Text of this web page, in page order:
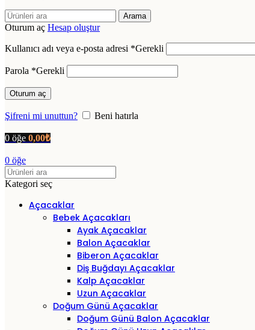
Arama
Oturum aç Hesap oluştur
Kullanıcı adı veya e-posta adresi *Gerekli
Parola *Gerekli
Oturum aç
Şifreni mi unuttun? Beni hatırla
0 öğe 0,00₺
0 öğe
Kategori seç
Açacaklar
Bebek Açacakları
Ayak Açacaklar
Balon Açacaklar
Biberon Açacaklar
Diş Buğdayı Açacaklar
Kalp Açacaklar
Uzun Açacaklar
Doğum Günü Açacaklar
Doğum Günü Balon Açacaklar